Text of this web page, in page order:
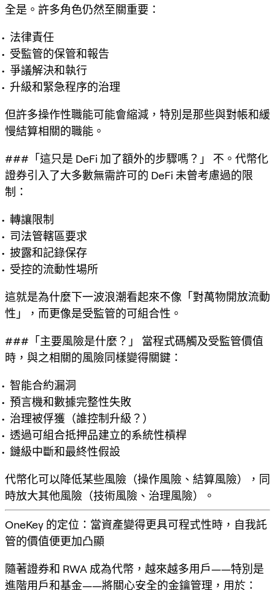
全是。許多角色仍然至關重要：
法律責任
受監管的保管和報告
爭議解決和執行
升級和緊急程序的治理
但許多操作性職能可能會縮減，特別是那些與對帳和緩
慢結算相關的職能。
###「這只是 DeFi 加了額外的步驟嗎？」 不。代幣化
證券引入了大多數無需許可的 DeFi 未曾考慮過的限
制：
轉讓限制
司法管轄區要求
披露和記錄保存
受控的流動性場所
這就是為什麼下一波浪潮看起來不像「對萬物開放流動
性」，而更像是受監管的可組合性 。
###「主要風險是什麼？」 當程式碼觸及受監管價值
時，與之相關的風險同樣變得關鍵：
智能合約漏洞
預言機和數據完整性失敗
治理被俘獲（誰控制升級？）
透過可組合抵押品建立的系統性槓桿
鏈級中斷和最終性假設
代幣化可以降低某些風險（操作風險、結算風險），同
時放大其他風險（技術風險、治理風險）。
OneKey 的定位：當資產變得更具可程式性時，自我託
管的價值便更加凸顯
隨著證券和 RWA 成為代幣，越來越多用戶——特別是
進階用戶和基金——將關心安全的金鑰管理 ，用於：